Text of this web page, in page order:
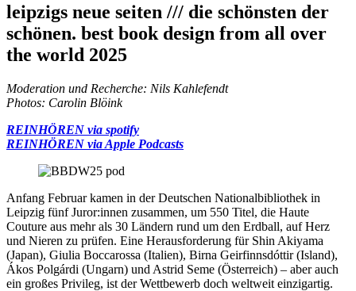
leipzigs neue seiten /// die schönsten der
schönen. best book design from all over
the world 2025
Moderation und Recherche: Nils Kahlefendt
Photos: Carolin Blöink
REINHÖREN via spotify
REINHÖREN via Apple Podcasts
Anfang Februar kamen in der Deutschen Nationalbibliothek in
Leipzig fünf Juror:innen zusammen, um 550 Titel, die Haute
Couture aus mehr als 30 Ländern rund um den Erdball, auf Herz
und Nieren zu prüfen. Eine Herausforderung für Shin Akiyama
(Japan), Giulia Boccarossa (Italien), Birna Geirfinnsdóttir (Island),
Ákos Polgárdi (Ungarn) und Astrid Seme (Österreich) – aber auch
ein großes Privileg, ist der Wettbewerb doch weltweit einzigartig.